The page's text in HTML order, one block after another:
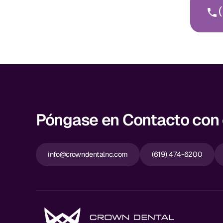
Póngase en Contacto
info@crowndentalnc.com (619) 474-6200